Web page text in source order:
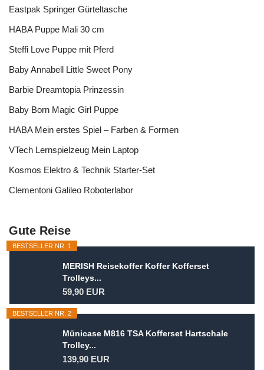
Eastpak Springer Gürteltasche
HABA Puppe Mali 30 cm
Steffi Love Puppe mit Pferd
Baby Annabell Little Sweet Pony
Barbie Dreamtopia Prinzessin
Baby Born Magic Girl Puppe
HABA Mein erstes Spiel – Farben & Formen
VTech Lernspielzeug Mein Laptop
Kosmos Elektro & Technik Starter-Set
Clementoni Galileo Roboterlabor
Gute Reise
BESTSELLER NR. 1
MERISH Reisekoffer Koffer Kofferset
Trolleys...
59,90 EUR
BESTSELLER NR. 2
Münicase M816 TSA Kofferset Hartschale
Trolley...
139,90 EUR